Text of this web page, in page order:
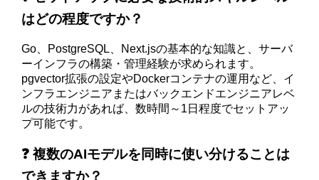
はどの程度ですか？
Go、PostgreSQL、Next.jsの基本的な知識と、サーバ
ーインフラの構築・管理経験が求められます。
pgvector拡張の設定やDockerコンテナの運用など、イ
ンフラエンジニアまたはバックエンドエンジニアレベ
ルの技術力があれば、数時間～1日程度でセットアッ
プ可能です。
❓ 複数のAIモデルを同時に使い分けることは
できますか？